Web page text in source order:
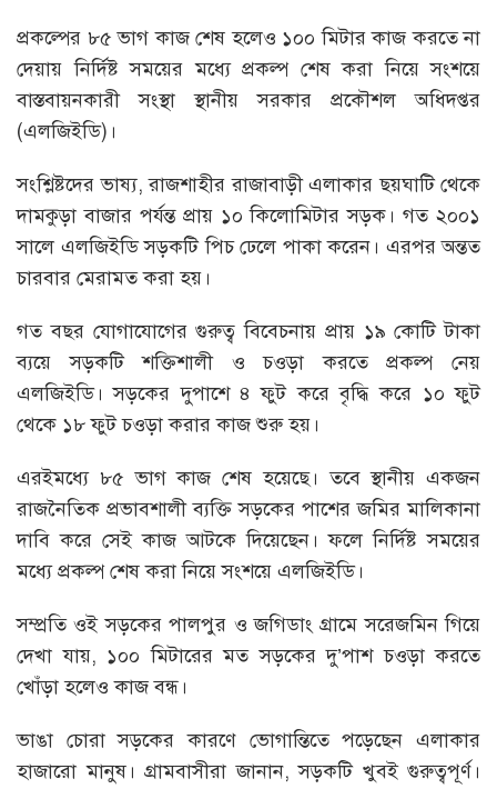
প্রকল্পের ৮৫ ভাগ কাজ শেষ হলেও ১০০ মিটার কাজ করতে না
দেয়ায় নির্দিষ্ট সময়ের মধ্যে প্রকল্প শেষ করা নিয়ে সংশয়ে
বাস্তবায়নকারী সংস্থা স্থানীয় সরকার প্রকৌশল অধিদপ্তর
(এলজিইডি)।
সংশ্লিষ্টদের ভাষ্য, রাজশাহীর রাজাবাড়ী এলাকার ছয়ঘাটি থেকে
দামকুড়া বাজার পর্যন্ত প্রায় ১০ কিলোমিটার সড়ক। গত ২০০১
সালে এলজিইডি সড়কটি পিচ ঢেলে পাকা করেন। এরপর অন্তত
চারবার মেরামত করা হয়।
গত বছর যোগাযোগের গুরুত্ব বিবেচনায় প্রায় ১৯ কোটি টাকা
ব্যয়ে সড়কটি শক্তিশালী ও চওড়া করতে প্রকল্প নেয়
এলজিইডি। সড়কের দুপাশে ৪ ফুট করে বৃদ্ধি করে ১০ ফুট
থেকে ১৮ ফুট চওড়া করার কাজ শুরু হয়।
এরইমধ্যে ৮৫ ভাগ কাজ শেষ হয়েছে। তবে স্থানীয় একজন
রাজনৈতিক প্রভাবশালী ব্যক্তি সড়কের পাশের জমির মালিকানা
দাবি করে সেই কাজ আটকে দিয়েছেন। ফলে নির্দিষ্ট সময়ের
মধ্যে প্রকল্প শেষ করা নিয়ে সংশয়ে এলজিইডি।
সম্প্রতি ওই সড়কের পালপুর ও জগিডাং গ্রামে সরেজমিন গিয়ে
দেখা যায়, ১০০ মিটারের মত সড়কের দু’পাশ চওড়া করতে
খোঁড়া হলেও কাজ বন্ধ।
ভাঙা চোরা সড়কের কারণে ভোগান্তিতে পড়েছেন এলাকার
হাজারো মানুষ। গ্রামবাসীরা জানান, সড়কটি খুবই গুরুত্বপূর্ণ।